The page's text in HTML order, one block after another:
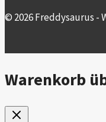
© 2026 Freddysaurus -
Warenkorb